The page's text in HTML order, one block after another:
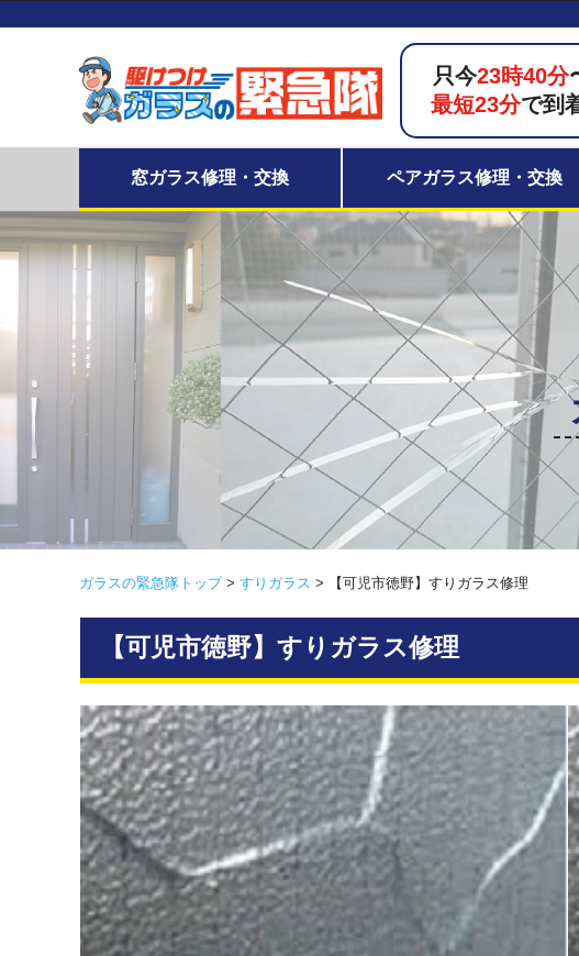
只今23時40分
最短23分で到
窓ガラス修理・交換 ペアガラス修理・交換
ガラスの緊急隊トップ> すりガラス > 【可児市徳野】すりガラス修理
【可児市徳野】すりガラス修理